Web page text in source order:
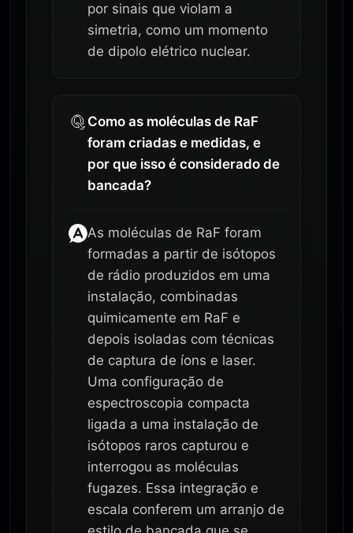
por sinais que violam a
simetria, como um momento
de dipolo elétrico nuclear.
Como as moléculas de RaF
foram criadas e medidas, e
por que isso é considerado de
bancada?
As moléculas de RaF foram
formadas a partir de isótopos
de rádio produzidos em uma
instalação, combinadas
quimicamente em RaF e
depois isoladas com técnicas
de captura de íons e laser.
Uma configuração de
espectroscopia compacta
ligada a uma instalação de
isótopos raros capturou e
interrogou as moléculas
fugazes. Essa integração e
escala conferem um arranjo de